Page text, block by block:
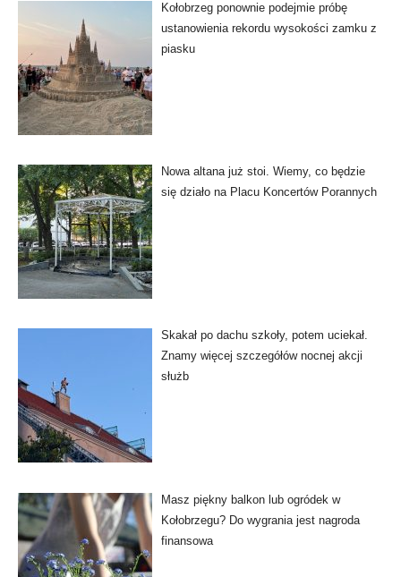
Kołobrzeg ponownie podejmie próbę
ustanowienia rekordu wysokości zamku z
piasku
Nowa altana już stoi. Wiemy, co będzie
się działo na Placu Koncertów Porannych
Skakał po dachu szkoły, potem uciekał.
Znamy więcej szczegółów nocnej akcji
służb
Masz piękny balkon lub ogródek w
Kołobrzegu? Do wygrania jest nagroda
finansowa